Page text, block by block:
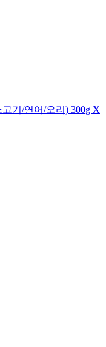
기/연어/오리) 300g X